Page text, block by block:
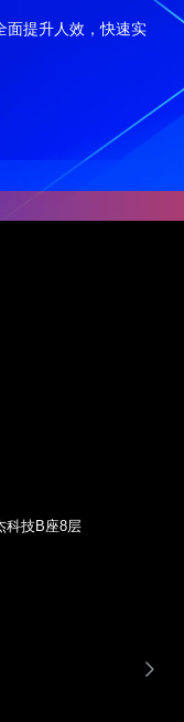
面提升人效，快速实
科技B座8层